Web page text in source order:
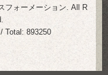
フォーメーション . All R
Total: 893250